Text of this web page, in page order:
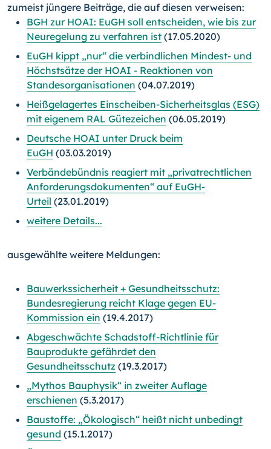
zumeist jüngere Beiträge, die auf diesen verweisen:
BGH zur HOAI: EuGH soll entscheiden, wie bis zur
Neuregelung zu verfahren ist (17.05.2020)
EuGH kippt „nur“ die verbindlichen Mindest- und
Höchstsätze der HOAI - Reaktionen von
Standesorganisationen (04.07.2019)
Heißgelagertes Einscheiben-Sicherheitsglas (ESG)
mit eigenem RAL Gütezeichen (06.05.2019)
Deutsche HOAI unter Druck beim
EuGH (03.03.2019)
Verbändebündnis reagiert mit „privatrechtlichen
Anforderungsdokumenten“ auf EuGH-
Urteil (23.01.2019)
weitere Details...
ausgewählte weitere Meldungen:
Bauwerkssicherheit + Gesundheitsschutz:
Bundesregierung reicht Klage gegen EU-
Kommission ein (19.4.2017)
Abgeschwächte Schadstoff-Richtlinie für
Bauprodukte gefährdet den
Gesundheitsschutz (19.3.2017)
„Mythos Bauphysik“ in zweiter Auflage
erschienen (5.3.2017)
Baustoffe: „Ökologisch“ heißt nicht unbedingt
gesund (15.1.2017)